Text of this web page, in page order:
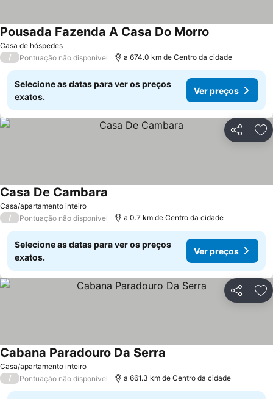
Casa de hóspedes
Pousada Fazenda A Casa Do Morro
/ Pontuação não disponível a 674.0 km de Centro da cidade
Selecione as datas para ver os preços
exatos.
Ver preços
Partilhar
Casa/apartamento inteiro
Casa De Cambara
/ Pontuação não disponível a 0.7 km de Centro da cidade
Selecione as datas para ver os preços
exatos.
Ver preços
Partilhar
Casa/apartamento inteiro
Cabana Paradouro Da Serra
/ Pontuação não disponível a 661.3 km de Centro da cidade